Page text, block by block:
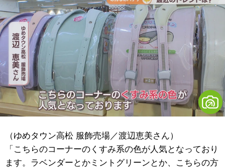
（ゆめタウン高松 服飾売場／渡辺恵美さん）
「こちらのコーナーのくすみ系の色が人気となっており
ます。ラベンダーとかミントグリーンとか、こちらの方